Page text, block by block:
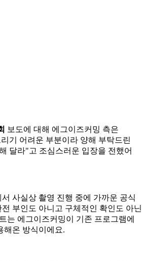
보도에 대해 에그이즈커밍 측은
기 어려운 부분이라 양해 부탁드린
달라"고 조심스러운 입장을 전했어
사실상 촬영 진행 중에 가까운 공식
부인도 아니고 구체적인 확인도 아닌
는 에그이즈커밍이 기존 프로그램에
해온 방식이에요.